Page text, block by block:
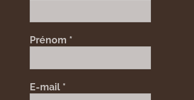
Prénom *
E-mail *